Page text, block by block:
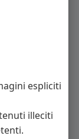
a
sezione.
espliciti
illeciti